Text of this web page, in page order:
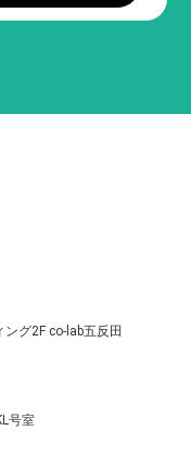
グ2F co-lab五反田
号室